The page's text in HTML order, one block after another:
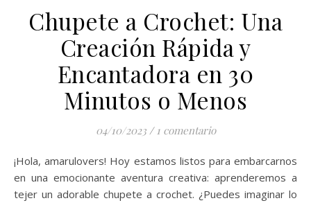
Chupete a Crochet: Una
Creación Rápida y
Encantadora en 30
Minutos o Menos
04/10/2023 / 1 comentario
¡Hola, amarulovers! Hoy estamos listos para embarcarnos
en una emocionante aventura creativa: aprenderemos a
tejer un adorable chupete a crochet. ¿Puedes imaginar lo